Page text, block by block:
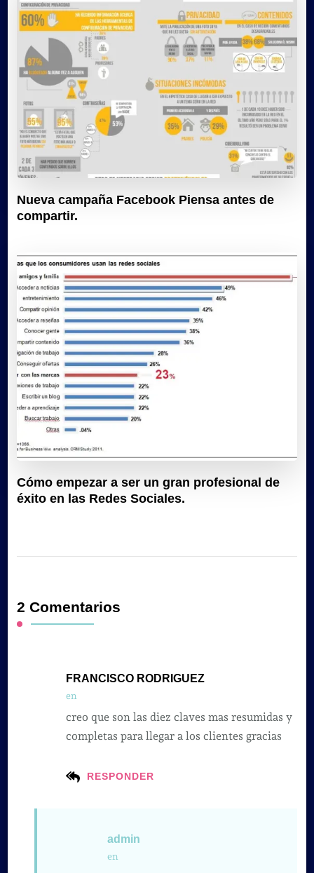
Nueva campaña Facebook Piensa antes de
compartir.
Cómo empezar a ser un gran profesional de
éxito en las Redes Sociales.
2 Comentarios
FRANCISCO RODRIGUEZ
en
RESPONDER
creo que son las diez claves mas resumidas y
completas para llegar a los clientes gracias
admin
en